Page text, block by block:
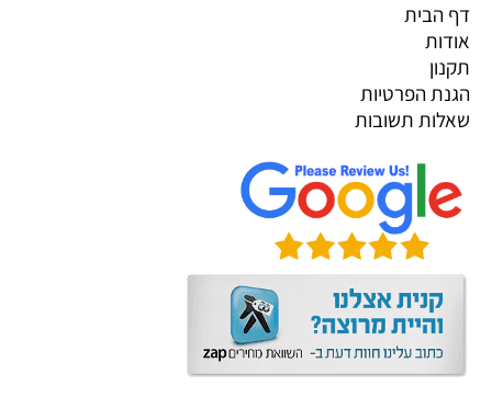
דף הבית
אודות
תקנון
הגנת הפרטיות
שאלות תשובות